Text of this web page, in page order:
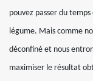
pouvez passer du
légume. Mais comme
déconfiné et nous
maximiser le résultat